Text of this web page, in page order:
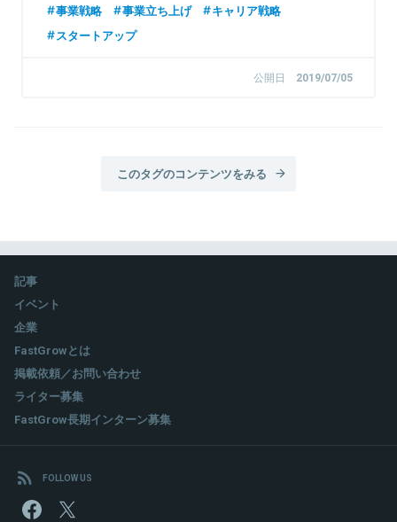
事業戦略 事業立ち上げ
キャリア戦略
スタートアップ
公開日 2019/07/05
このタグのコンテンツをみる
記事
イベント
企業
FastGrowとは
掲載依頼／お問い合わせ
ライター募集
FastGrow長期インターン募集
FOLLOW US